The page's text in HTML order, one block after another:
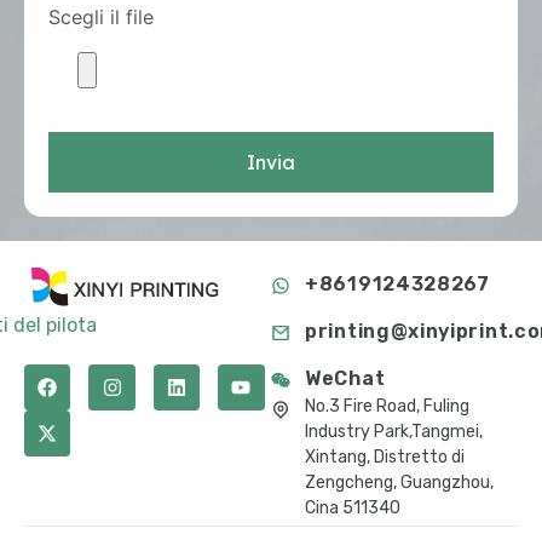
Scegli il file
Invia
del pilota
+8619124328267
WeChat
No.3 Fire Road, Fuling
Industry Park,Tangmei,
Xintang, Distretto di
Zengcheng, Guangzhou,
Cina 511340